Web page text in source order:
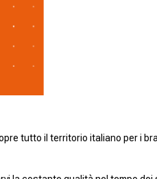
tutto il territorio italiano per i